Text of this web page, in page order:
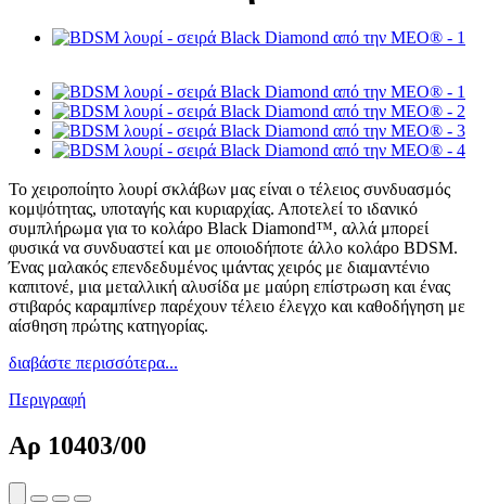
Το χειροποίητο λουρί σκλάβων μας είναι ο τέλειος συνδυασμός
κομψότητας, υποταγής και κυριαρχίας. Αποτελεί το ιδανικό
συμπλήρωμα για το κολάρο Black Diamond™, αλλά μπορεί
φυσικά να συνδυαστεί και με οποιοδήποτε άλλο κολάρο BDSM.
Ένας μαλακός επενδεδυμένος ιμάντας χειρός με διαμαντένιο
καπιτονέ, μια μεταλλική αλυσίδα με μαύρη επίστρωση και ένας
στιβαρός καραμπίνερ παρέχουν τέλειο έλεγχο και καθοδήγηση με
αίσθηση πρώτης κατηγορίας.
διαβάστε περισσότερα...
Περιγραφή
Αρ 10403/00